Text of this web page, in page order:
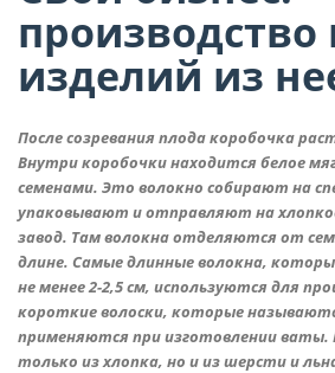
изделий из
После созревания плода коробочка
Внутри коробочки находится белое
семенами. Это волокно собирают на
упаковывают и отправляют на
завод. Там волокна отделяются от
длине. Самые длинные волокна,
не менее 2-2,5 см, используются для
короткие волоски, которые
применяются при изготовлении ваты.
только из хлопка, но и из шерсти и